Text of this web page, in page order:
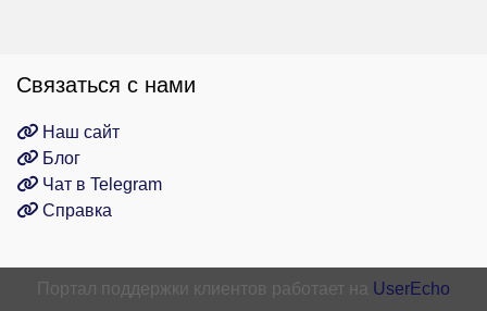
Связаться с нами
Наш сайт
Блог
Чат в Telegram
Справка
Портал поддержки клиентов работает на UserEcho